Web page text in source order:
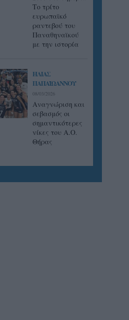
Tο τρίτο
ευρωπαϊκό
ραντεβού του
Παναθηναϊκού
με την ιστορία
ΗΛΙΑΣ
ΠΑΠΑΪΩΑΝΝΟΥ
08/03/2026
Αναγνώριση και
σεβασμός οι
σημαντικότερες
νίκες του Α.Ο.
Θήρας